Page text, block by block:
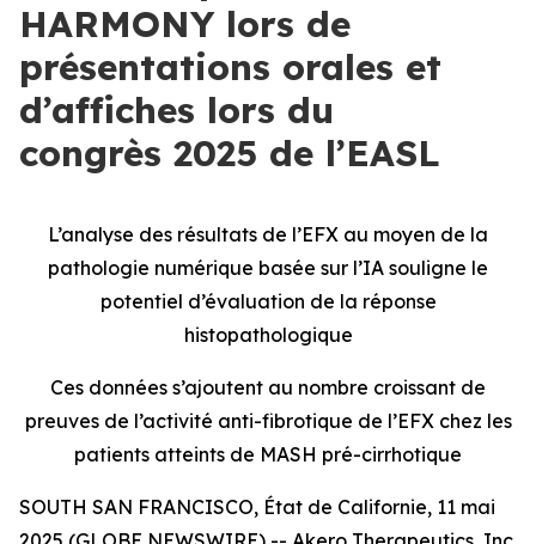
HARMONY lors de
présentations orales et
d’affiches lors du
congrès 2025 de l’EASL
L’analyse des résultats de l’EFX au moyen de la
pathologie numérique basée sur l’IA souligne le
potentiel d’évaluation de la réponse
histopathologique
Ces données s’ajoutent au nombre croissant de
preuves de l’activité anti-fibrotique de l’EFX chez les
patients atteints de MASH pré-cirrhotique
SOUTH SAN FRANCISCO, État de Californie, 11 mai